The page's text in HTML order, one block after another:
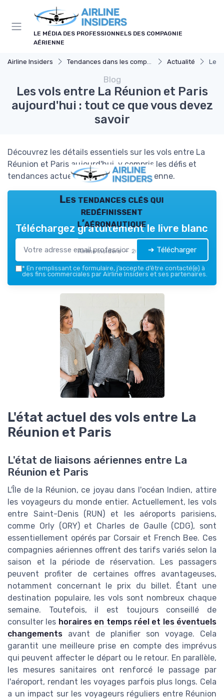
LE MÉDIA DES PROFESSIONNELS DES COMPAGNIE
AÉRIENNE
Airline Insiders Tendances dans les compagnies aériennes Actualité Les
Blog
Les vols entre La Réunion et Paris
aujourd'hui : tout ce que vous devez
savoir
Découvrez les détails essentiels sur les vols entre La
Réunion et Paris aujourd'hui, y compris les défis et
tendances actuels dans l'industrie aérienne.
Les tendances clés qui
redéfinissent
l’aéronautique
Airline Insiders — 2026
Téléchargez gratuitement le livre blanc
➔ Télécharger
* En remplissant ce formulaire, j’accepte d’être contacté(e) à
des fins commerciales par Airline Insiders et ses partenaires.
L'état actuel des vols entre La
Réunion et Paris
L'état de liaisons aériennes entre La
Réunion et Paris
L'Île de la Réunion, ce joyau dans l'océan Indien, attire
les voyageurs du monde entier. Actuellement, les vols
entre Saint-Denis (RUN) et les aéroports parisiens,
comme Orly (ORY) et Charles de Gaulle (CDG), sont
essentiellement opérés par Corsair et French Bee. Ces
compagnies aériennes offrent des tarifs variés selon la
saison et la période de réservation. Les passagers
peuvent profiter de certaines offres avantageuses,
notamment concernant le prix du billet. Étant une
destination populaire, les vols sont nombreux chaque
semaine. Toutefois, il est toujours conseillé de
consulter les horaires en temps réel et les éventuels
changements avant de planifier son voyage. Cela
garantit une meilleure prise en compte des imprévus
qui peuvent affecter le départ ou le retour. En parallèle,
les mesures sanitaires ont renforcé le passage par
l'aéroport, rendant les voyages parfois plus longs. Cela
a un impact sur les voyageurs réguliers entre Réunion
Panneau de gestion des cookies